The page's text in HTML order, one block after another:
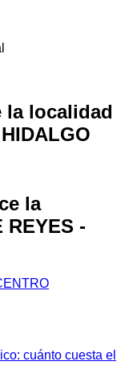
la localidad
la
REYES -
cuánto cuesta el